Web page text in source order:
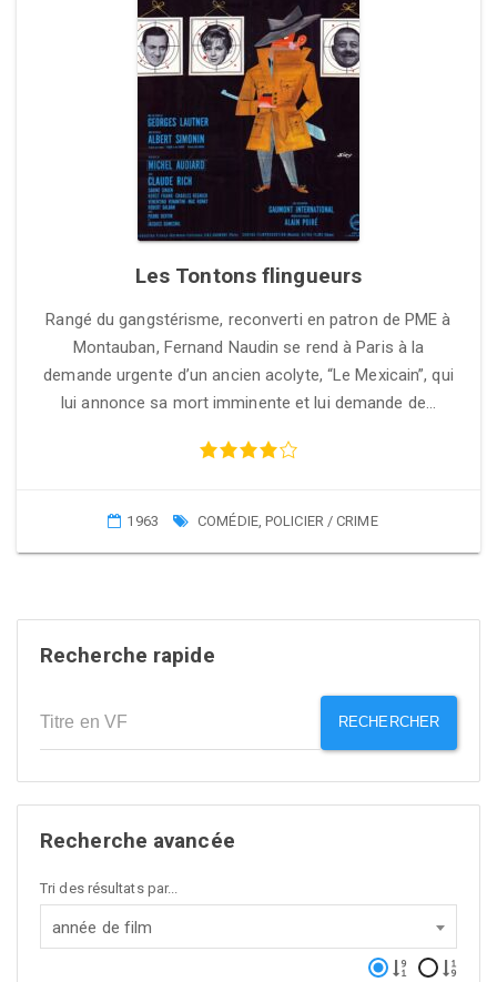
Les Tontons flingueurs
Rangé du gangstérisme, reconverti en patron de PME à
Montauban, Fernand Naudin se rend à Paris à la
demande urgente d’un ancien acolyte, “Le Mexicain”, qui
lui annonce sa mort imminente et lui demande de…
1963 COMÉDIE,POLICIER / CRIME
Recherche rapide
RECHERCHER
Recherche avancée
Tri des résultats par...
année de film